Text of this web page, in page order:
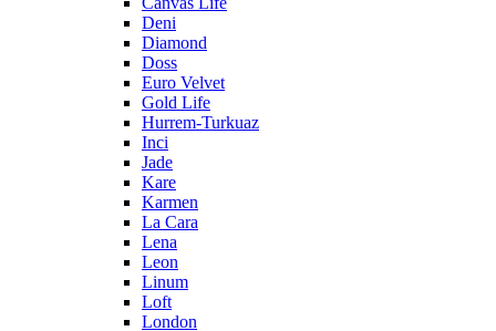
Deni
Diamond
Doss
Euro Velvet
Gold Life
Hurrem-Turkuaz
Inci
Jade
Kare
Karmen
La Cara
Lena
Leon
Linum
Loft
London